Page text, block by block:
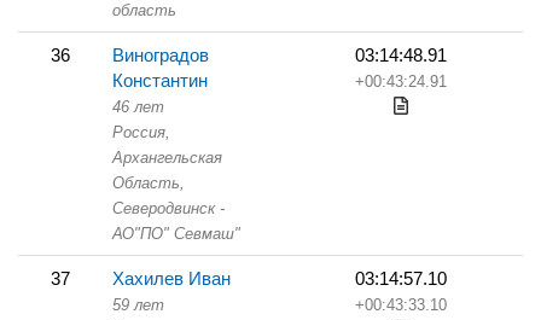
область
36
Виноградов
Константин
46 лет
Россия,
Архангельская
Область,
Северодвинск -
АО"ПО" Севмаш"
03:14:48.91
+00:43:24.91
37 Хахилев Иван
59 лет
03:14:57.10
+00:43:33.10